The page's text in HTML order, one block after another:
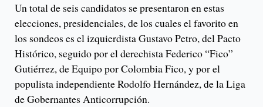
Un total de seis candidatos se presentaron en estas
elecciones, presidenciales, de los cuales el favorito en
los sondeos es el izquierdista Gustavo Petro, del Pacto
Histórico, seguido por el derechista Federico “Fico”
Gutiérrez, de Equipo por Colombia Fico, y por el
populista independiente Rodolfo Hernández, de la Liga
de Gobernantes Anticorrupción.